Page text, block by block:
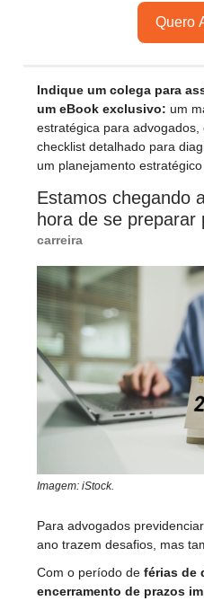
Quero
Indique um colega para
um eBook exclusivo: um
estratégica para
checklist detalhado para
um planejamento
Estamos chegando
hora de se preparar
carreira
Imagem: iStock.
Para advogados
ano trazem desafios, mas
Com o período de férias de
encerramento de prazos